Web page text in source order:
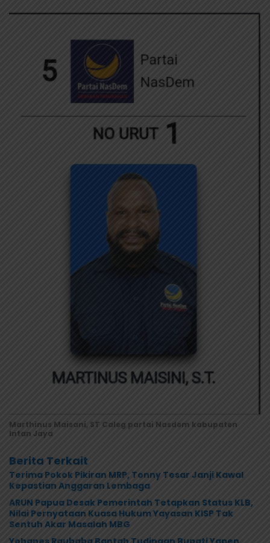
Marthinus Maisani, ST Caleg partai Nasdem kabupaten
Intan Jaya
Berita Terkait
Terima Pokok Pikiran MRP, Tonny Tesar Janji Kawal
Kepastian Anggaran Lembaga
ARUN Papua Desak Pemerintah Tetapkan Status KLB,
Nilai Pernyataan Kuasa Hukum Yayasan KISP Tak
Sentuh Akar Masalah MBG